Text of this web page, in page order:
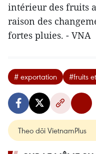
intérieur des fruits
raison des
fortes pluies. - VNA
# exportation #fruits
Theo dõi VietnamPlus